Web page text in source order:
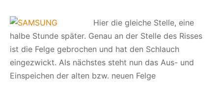
Hier die gleiche Stelle, eine
halbe Stunde später. Genau an der Stelle des Risses
ist die Felge gebrochen und hat den Schlauch
eingezwickt. Als nächstes steht nun das Aus- und
Einspeichen der alten bzw. neuen Felge